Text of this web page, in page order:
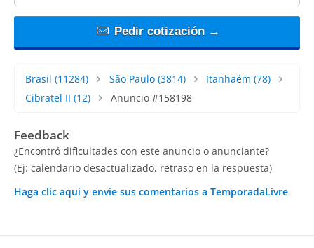
Pedir cotización →
Brasil (11284) São Paulo(3814) Itanhaém (78)
Cibratel II (12) Anuncio #158198
Feedback
¿Encontró dificultades con este anuncio o anunciante?
(Ej: calendario desactualizado, retraso en la respuesta)
Haga clic aquí y envíe sus comentarios a TemporadaLivre